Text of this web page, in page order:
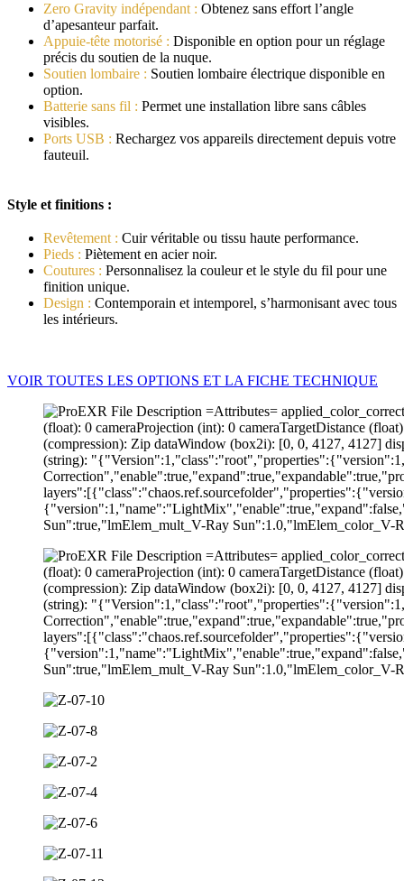
Zero Gravity indépendant : Obtenez sans effort l’angle
d’apesanteur parfait.
Appuie-tête motorisé : Disponible en option pour un réglage
précis du soutien de la nuque.
Soutien lombaire : Soutien lombaire électrique disponible en
option.
Batterie sans fil : Permet une installation libre sans câbles
visibles.
Ports USB : Rechargez vos appareils directement depuis votre
fauteuil.
Style et finitions :
Revêtement : Cuir véritable ou tissu haute performance.
Pieds : Piètement en acier noir.
Coutures : Personnalisez la couleur et le style du fil pour une
finition unique.
Design : Contemporain et intemporel, s’harmonisant avec tous
les intérieurs.
VOIR TOUTES LES OPTIONS ET LA FICHE TECHNIQUE